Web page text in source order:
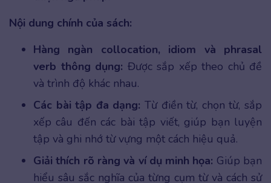
Nội dung chính của sách:
Hàng ngàn collocation, idiom và phrasal
verb thông dụng: Được sắp xếp theo chủ đề
và trình độ khác nhau.
Các bài tập đa dạng: Từ điền từ, chọn từ, sắp
xếp câu đến các bài tập viết, giúp bạn luyện
tập và ghi nhớ từ vựng một cách hiệu quả.
Giải thích rõ ràng và ví dụ minh họa: Giúp bạn
hiểu sâu sắc nghĩa của từng cụm từ và cách sử